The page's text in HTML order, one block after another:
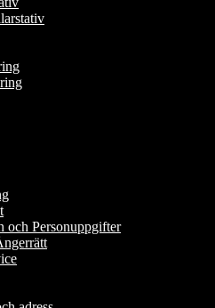
och Personuppgifter